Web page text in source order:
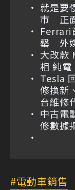
就是要
市 正
Ferrari
罄 外
大改款
相 純電
Tesla
修換新
台維修
中古電
修數據
電動車銷售